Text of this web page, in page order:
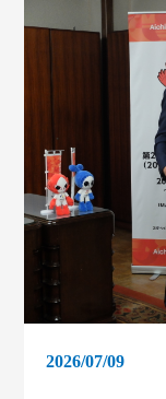
2026/07/09